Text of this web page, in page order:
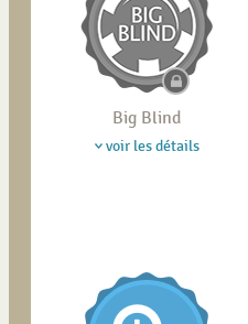
Big Blind
voir les détails